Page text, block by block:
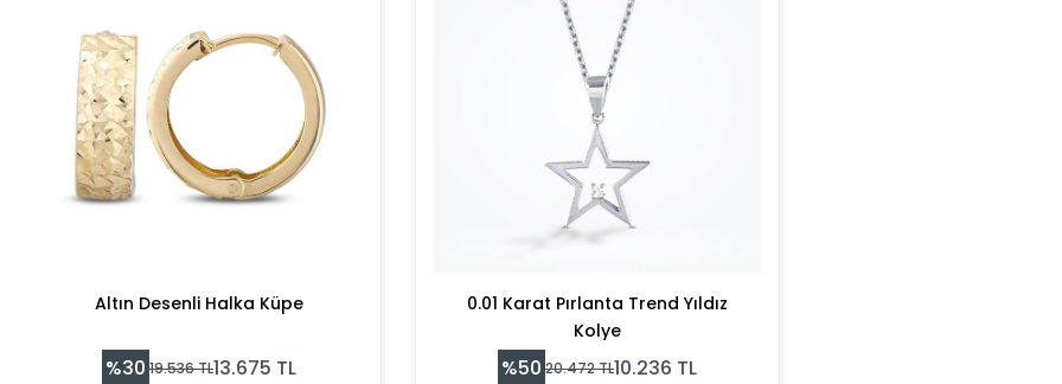
Altın Desenli Halka Küpe
%30 19.536TL13.675 TL
0.01 Karat Pırlanta Trend Yıldız
Kolye
%50 20.472TL10.236 TL